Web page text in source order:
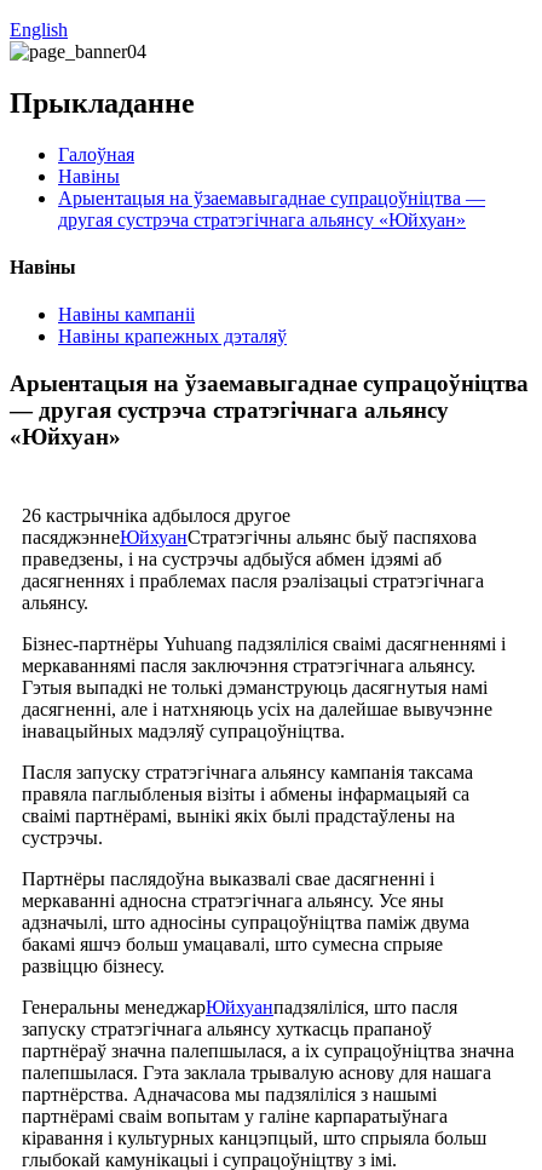
English
Прыкладанне
Галоўная
Навіны
Арыентацыя на ўзаемавыгаднае супрацоўніцтва —
другая сустрэча стратэгічнага альянсу «Юйхуан»
Навіны
Навіны кампаніі
Навіны крапежных дэталяў
Арыентацыя на ўзаемавыгаднае супрацоўніцтва
— другая сустрэча стратэгічнага альянсу
«Юйхуан»
26 кастрычніка адбылося другое
пасяджэннеЮйхуанСтратэгічны альянс быў паспяхова
праведзены, і на сустрэчы адбыўся абмен ідэямі аб
дасягненнях і праблемах пасля рэалізацыі стратэгічнага
альянсу.
Бізнес-партнёры Yuhuang падзяліліся сваімі дасягненнямі і
меркаваннямі пасля заключэння стратэгічнага альянсу.
Гэтыя выпадкі не толькі дэманструюць дасягнутыя намі
дасягненні, але і натхняюць усіх на далейшае вывучэнне
інавацыйных мадэляў супрацоўніцтва.
Пасля запуску стратэгічнага альянсу кампанія таксама
правяла паглыбленыя візіты і абмены інфармацыяй са
сваімі партнёрамі, вынікі якіх былі прадстаўлены на
сустрэчы.
Партнёры паслядоўна выказвалі свае дасягненні і
меркаванні адносна стратэгічнага альянсу. Усе яны
адзначылі, што адносіны супрацоўніцтва паміж двума
бакамі яшчэ больш умацавалі, што сумесна спрыяе
развіццю бізнесу.
Генеральны менеджарЮйхуанпадзяліліся, што пасля
запуску стратэгічнага альянсу хуткасць прапаноў
партнёраў значна палепшылася, а іх супрацоўніцтва значна
палепшылася. Гэта заклала трывалую аснову для нашага
партнёрства. Адначасова мы падзяліліся з нашымі
партнёрамі сваім вопытам у галіне карпаратыўнага
кіравання і культурных канцэпцый, што спрыяла больш
глыбокай камунікацыі і супрацоўніцтву з імі.